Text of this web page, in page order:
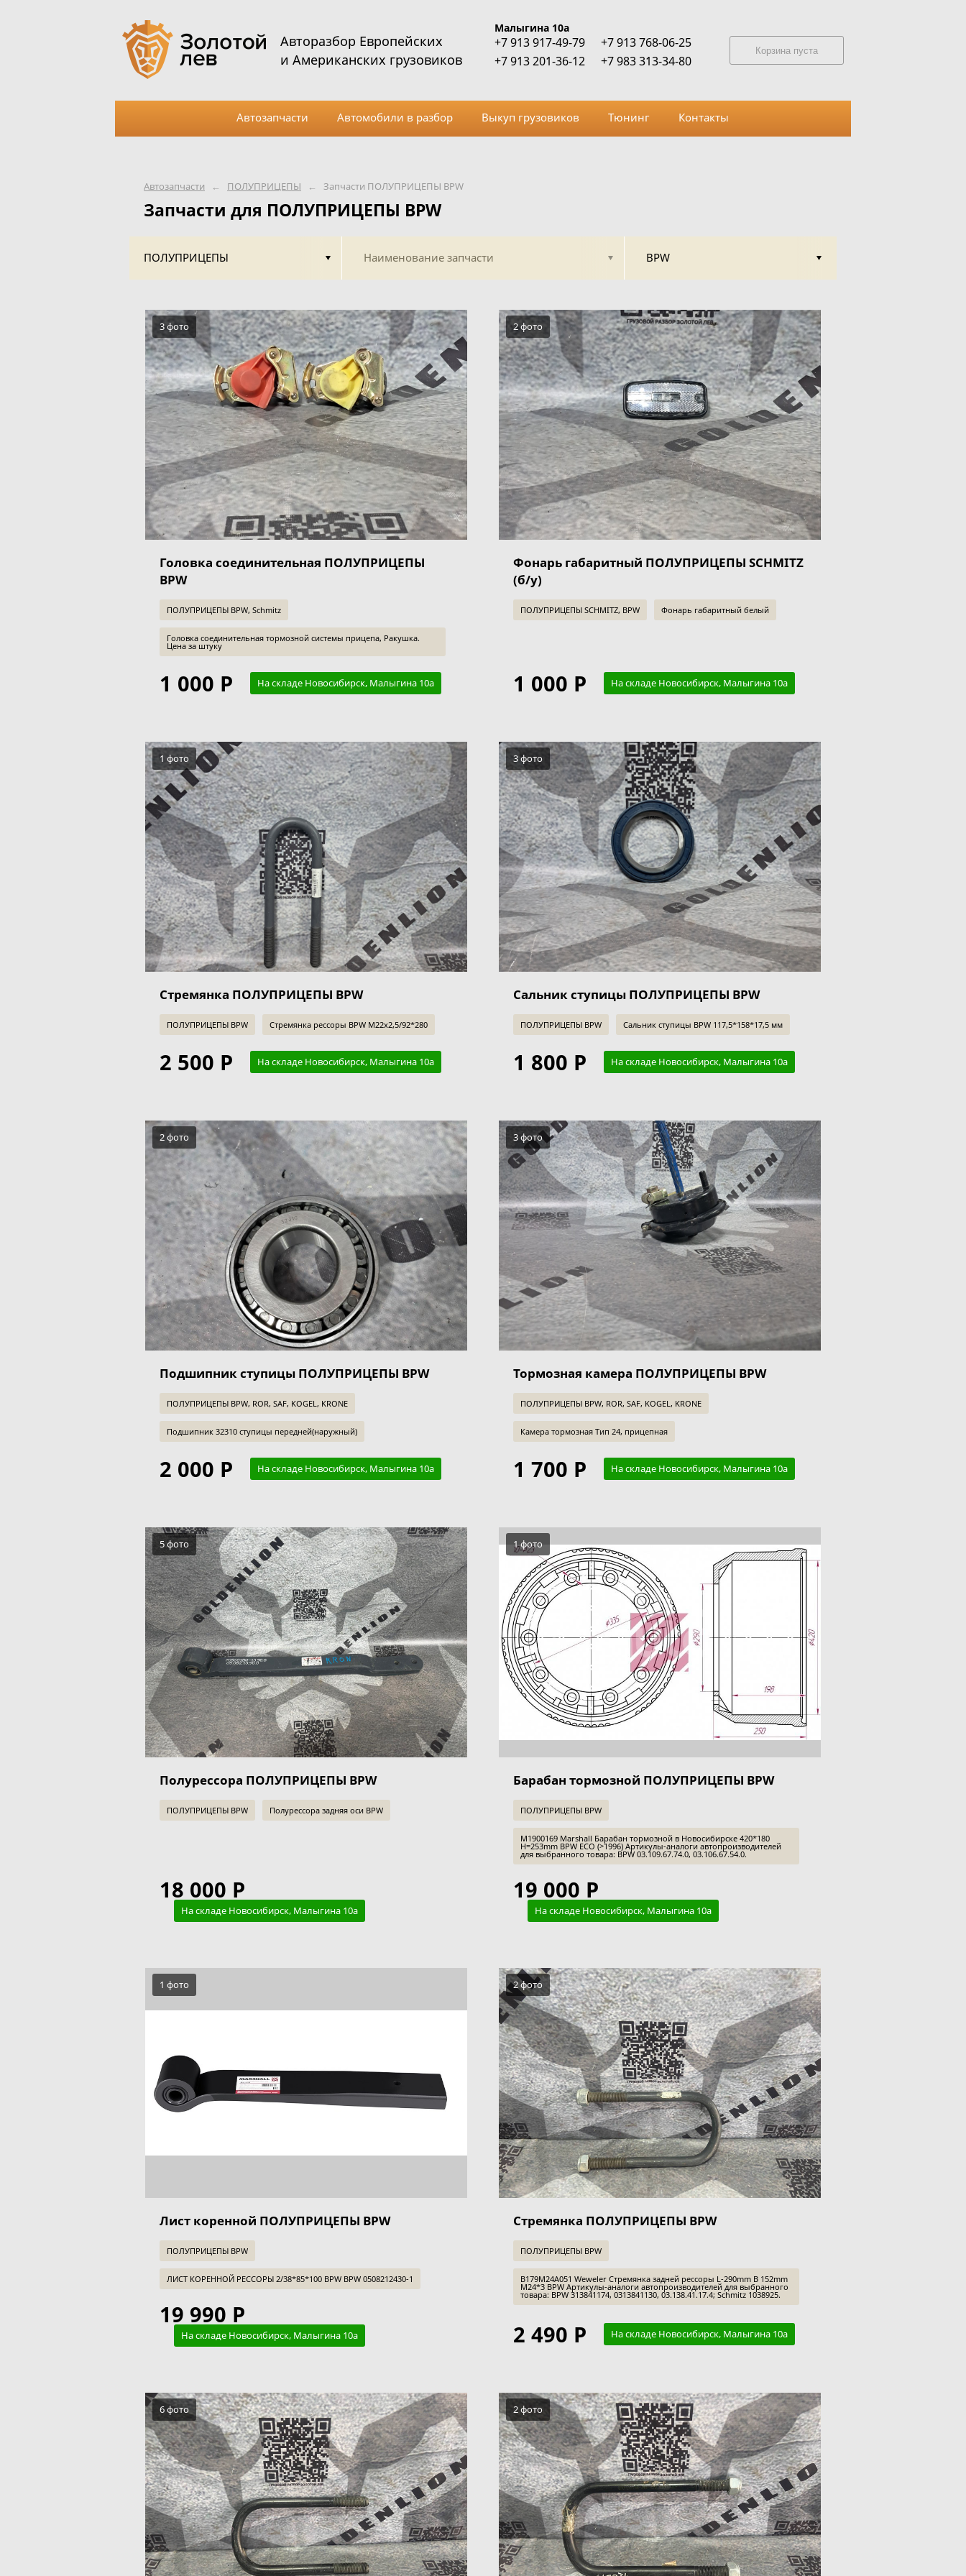
Автозапчасти ← ПОЛУПРИЦЕПЫ ← Запчасти ПОЛУПРИЦЕПЫ BPW
Запчасти для ПОЛУПРИЦЕПЫ BPW
ПОЛУПРИЦЕПЫ Наименование запчасти BPW
3 фото
Головка соединительная ПОЛУПРИЦЕПЫ
BPW
ПОЛУПРИЦЕПЫ BPW, Schmitz
Головка соединительная тормозной системы прицепа, Ракушка.
Цена за штуку
1 000 Р На складе Новосибирск, Малыгина 10а
2 фото
Фонарь габаритный ПОЛУПРИЦЕПЫ SCHMITZ
(б/у)
ПОЛУПРИЦЕПЫ SCHMITZ, BPW Фонарь габаритный белый
1 000 Р На складе Новосибирск, Малыгина 10а
1 фото
Стремянка ПОЛУПРИЦЕПЫ BPW
ПОЛУПРИЦЕПЫ BPW Стремянка рессоры BPW M22x2,5/92*280
2 500 Р На складе Новосибирск, Малыгина 10а
3 фото
Сальник ступицы ПОЛУПРИЦЕПЫ BPW
ПОЛУПРИЦЕПЫ BPW Сальник ступицы BPW 117,5*158*17,5 мм
1 800 Р На складе Новосибирск, Малыгина 10а
2 фото
Подшипник ступицы ПОЛУПРИЦЕПЫ BPW
ПОЛУПРИЦЕПЫ BPW, ROR, SAF, KOGEL, KRONE
Пoдшипник 32310 cтупицы пeреднeй(наpужный)
2 000 Р На складе Новосибирск, Малыгина 10а
3 фото
Тормозная камера ПОЛУПРИЦЕПЫ BPW
ПОЛУПРИЦЕПЫ BPW, ROR, SAF, KOGEL, KRONE
Камера тормозная Тип 24, прицепная
1 700 Р На складе Новосибирск, Малыгина 10а
5 фото
Полурессора ПОЛУПРИЦЕПЫ BPW
ПОЛУПРИЦЕПЫ BPW Полурессора задняя оси BPW
18 000 Р
На складе Новосибирск, Малыгина 10а
1 фото
Барабан тормозной ПОЛУПРИЦЕПЫ BPW
ПОЛУПРИЦЕПЫ BPW
M1900169 Marshall Барабан тормозной в Новосибирске 420*180
H=253mm BPW ECO (>1996) Артикулы-аналоги автопроизводителей
для выбранного товара: BPW 03.109.67.74.0, 03.106.67.54.0.
19 000 Р
На складе Новосибирск, Малыгина 10а
1 фото
Лист коренной ПОЛУПРИЦЕПЫ BPW
ПОЛУПРИЦЕПЫ BPW
ЛИСТ КОРЕННОЙ РЕССОРЫ 2/38*85*100 BPW BPW 0508212430-1
19 990 Р
На складе Новосибирск, Малыгина 10а
2 фото
Стремянка ПОЛУПРИЦЕПЫ BPW
ПОЛУПРИЦЕПЫ BPW
B179M24A051 Weweler Стремянка задней рессоры L-290mm B 152mm
M24*3 BPW Артикулы-аналоги автопроизводителей для выбранного
товара: BPW 313841174, 0313841130, 03.138.41.17.4; Schmitz 1038925.
2 490 Р На складе Новосибирск, Малыгина 10а
6 фото 2 фото
Авторазбор Европейских
и Американских грузовиков
Малыгина 10а
+7 913 917-49-79
+7 913 201-36-12
+7 913 768-06-25
+7 983 313-34-80
Корзина пуста
Автозапчасти Автомобили в разбор Выкуп грузовиков Тюнинг Контакты